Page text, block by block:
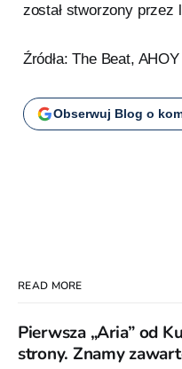
został stworzony przez
Źródła: The Beat,
Obserwuj Blog o
READ MORE
Pierwsza „Aria” od
strony. Znamy